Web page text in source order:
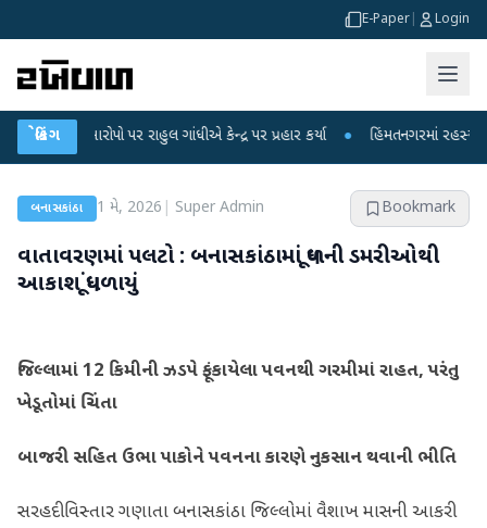
E-Paper Login
બ્રેકિંગ
આરોપો પર રાહુલ ગાંધીએ કેન્દ્ર પર પ્રહાર કર્યા ● હિંમતનગરમાં રહસ્યમય વાયરસ
બનાસકાંઠા 1 મે, 2026 Super Admin Bookmark
વાતાવરણમાં પલટો : બનાસકાંઠામાં ધૂળની ડમરીઓથી
આકાશ ધૂંધળાયું
જિલ્લામાં 12 કિમીની ઝડપે ફૂંકાયેલા પવનથી ગરમીમાં રાહત, પરંતુ
ખેડૂતોમાં ચિંતા
બાજરી સહિત ઉભા પાકોને પવનના કારણે નુકસાન થવાની ભીતિ
સરહદી વિસ્તાર ગણાતા બનાસકાંઠા જિલ્લોમાં વૈશાખ માસની આકરી